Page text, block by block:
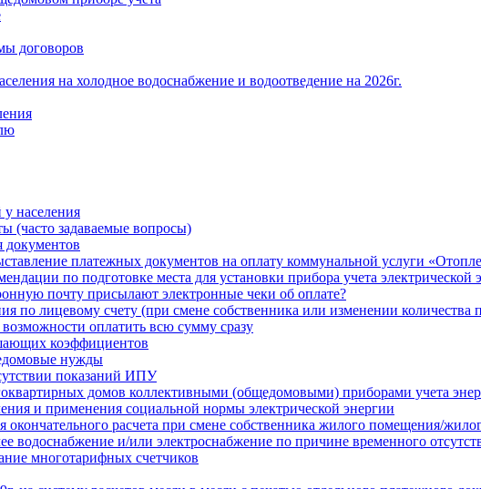
договоров
на холодное водоснабжение и водоотведение на 2026г.
населения
(часто задаваемые вопросы)
платежных документов на оплату коммунальной услуги
по подготовке места для установки прибора учета электрической
почту присылают электронные чеки об оплате?
по лицевому счету (при смене собственника или изменении
возможности оплатить всю сумму сразу
коэффициентов
нужды
показаний ИПУ
домов коллективными (общедомовыми) приборами учета
и применения социальной нормы электрической энергии
окончательного расчета при смене собственника жилого помещения/
водоснабжение и/или электроснабжение по причине временного
многотарифных счетчиков